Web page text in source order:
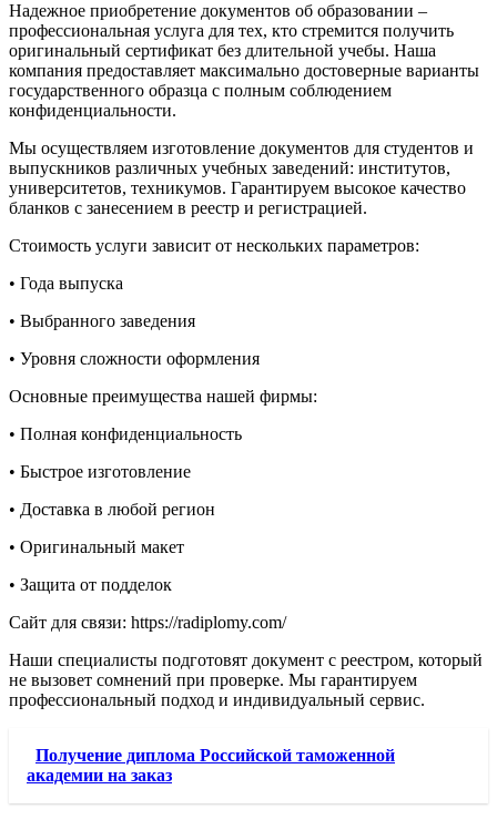
Надежное приобретение документов об образовании –
профессиональная услуга для тех, кто стремится получить
оригинальный сертификат без длительной учебы. Наша
компания предоставляет максимально достоверные варианты
государственного образца с полным соблюдением
конфиденциальности.
Мы осуществляем изготовление документов для студентов и
выпускников различных учебных заведений: институтов,
университетов, техникумов. Гарантируем высокое качество
бланков с занесением в реестр и регистрацией.
Стоимость услуги зависит от нескольких параметров:
• Года выпуска
• Выбранного заведения
• Уровня сложности оформления
Основные преимущества нашей фирмы:
• Полная конфиденциальность
• Быстрое изготовление
• Доставка в любой регион
• Оригинальный макет
• Защита от подделок
Сайт для связи: https://radiplomy.com/
Наши специалисты подготовят документ с реестром, который
не вызовет сомнений при проверке. Мы гарантируем
профессиональный подход и индивидуальный сервис.
Получение диплома Российской таможенной
академии на заказ